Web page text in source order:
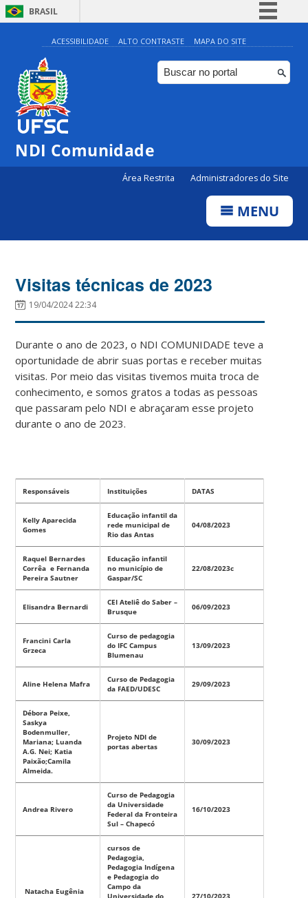
BRASIL
Simplifique!
Comunica BR
Participe
ACESSIBILIDADE ALTO CONTRASTE MAPA DO SITE
NDI Comunidade
Área Restrita Administradores do Site
MENU
Visitas técnicas de 2023
19/04/2024 22:34
Durante o ano de 2023, o NDI COMUNIDADE teve a
oportunidade de abrir suas portas e receber muitas
visitas. Por meio das visitas tivemos muita troca de
conhecimento, e somos gratos a todas as pessoas
que passaram pelo NDI e abraçaram esse projeto
durante o ano de 2023.
Responsáveis Instituições DATAS
Kelly Aparecida
Gomes
Educação infantil da
rede municipal de
Rio das Antas
04/08/2023
Raquel Bernardes
Corrêa e Fernanda
Pereira Sautner
Educação infantil
no município de
Gaspar/SC
22/08/2023c
Elisandra Bernardi
CEI Ateliê do Saber –
Brusque
06/09/2023
Francini Carla
Grzeca
Curso de pedagogia
do IFC Campus
Blumenau
13/09/2023
Aline Helena Mafra
Curso de Pedagogia
da FAED/UDESC
29/09/2023
Débora Peixe,
Saskya
Bodenmuller,
Mariana; Luanda
A.G. Nei; Katia
Paixão;Camila
Almeida.
Projeto NDI de
portas abertas
30/09/2023
Andrea Rivero
Curso de Pedagogia
da Universidade
Federal da Fronteira
Sul – Chapecó
16/10/2023
Natacha Eugênia
cursos de
Pedagogia,
Pedagogia Indígena
e Pedagogia do
Campo da
Universidade do
27/10/2023